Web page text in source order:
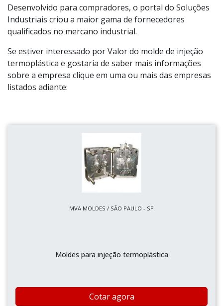
Desenvolvido para compradores, o portal do Soluções
Industriais criou a maior gama de fornecedores
qualificados no mercano industrial.
Se estiver interessado por Valor do molde de injeção
termoplástica e gostaria de saber mais informações
sobre a empresa clique em uma ou mais das empresas
listados adiante:
MVA MOLDES / SÃO PAULO - SP
Moldes para injeção termoplástica
Cotar agora